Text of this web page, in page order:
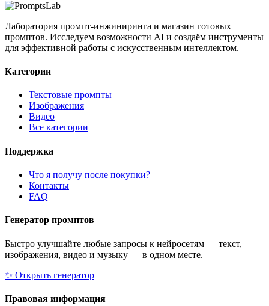
Лаборатория промпт-инжиниринга и магазин готовых
промптов. Исследуем возможности AI и создаём инструменты
для эффективной работы с искусственным интеллектом.
Категории
Текстовые промпты
Изображения
Видео
Все категории
Поддержка
Что я получу после покупки?
Контакты
FAQ
Генератор промптов
Быстро улучшайте любые запросы к нейросетям — текст,
изображения, видео и музыку — в одном месте.
✨ Открыть генератор
Правовая информация